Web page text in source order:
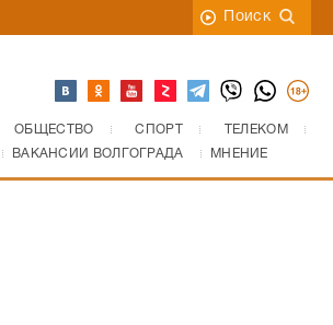
Поиск
ОБЩЕСТВО СПОРТ
ТЕЛЕКОМ
ВАКАНСИИ ВОЛГОГРАДА МНЕНИЕ